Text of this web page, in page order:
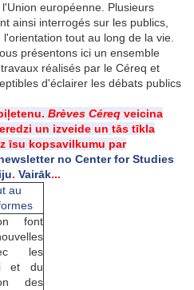
européenne. Plusieurs
ainsi interrogés sur les publics,
tout au long de la vie.
présentons ici un ensemble
réalisés par le Céreq et
d'éclairer les débats publics
Brèves Céreq veicina
un izveide un tās tīkla
īsu kopsavilkumu par
no Center for Studies
. Vairāk...
au
font
les
et du
des